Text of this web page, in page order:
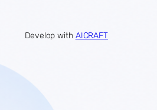
Develop with AICRAFT